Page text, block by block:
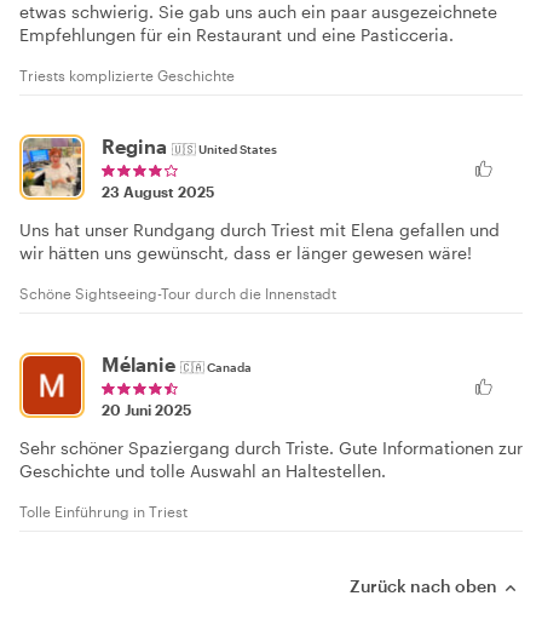
etwas schwierig. Sie gab uns auch ein paar ausgezeichnete
Empfehlungen für ein Restaurant und eine Pasticceria.
Triests komplizierte Geschichte
Regina 🇺🇸United States
23 August 2025
Uns hat unser Rundgang durch Triest mit Elena gefallen und
wir hätten uns gewünscht, dass er länger gewesen wäre!
Schöne Sightseeing-Tour durch die Innenstadt
Mélanie 🇨🇦Canada
20 Juni 2025
Sehr schöner Spaziergang durch Triste. Gute Informationen zur
Geschichte und tolle Auswahl an Haltestellen.
Tolle Einführung in Triest
Zurück nach oben